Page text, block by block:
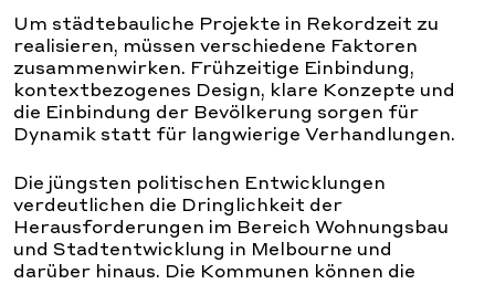
Um städtebauliche Projekte in Rekordzeit zu
realisieren, müssen verschiedene Faktoren
zusammenwirken. Frühzeitige Einbindung,
kontextbezogenes Design, klare Konzepte und
die Einbindung der Bevölkerung sorgen für
Dynamik statt für langwierige Verhandlungen.
Die jüngsten politischen Entwicklungen
verdeutlichen die Dringlichkeit der
Herausforderungen im Bereich Wohnungsbau
und Stadtentwicklung in Melbourne und
darüber hinaus. Die Kommunen können die